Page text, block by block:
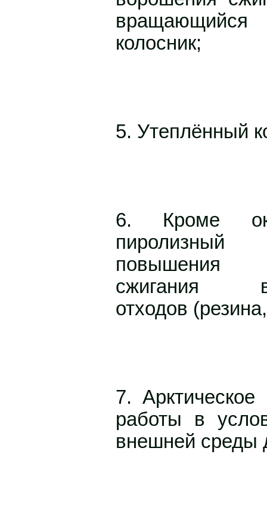
колосник;
5. Утеплённый
6. Кроме
повышения
сжигания
отходов
7.
работы в
внешней среды